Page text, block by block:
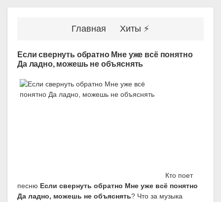
Главная Хиты ⚡
Если свернуть обратно Мне уже всё понятно
Да ладно, можешь не объяснять
Кто поет
песню Если свернуть обратно Мне уже всё понятно
Да ладно, можешь не объяснять? Что за музыка